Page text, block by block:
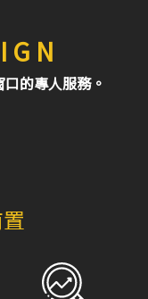
的專人服務。